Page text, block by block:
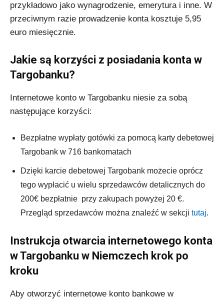
przykładowo jako wynagrodzenie, emerytura i inne. W
przeciwnym razie prowadzenie konta kosztuje 5,95
euro miesięcznie.
Jakie są korzyści z posiadania konta w
Targobanku?
Internetowe konto w Targobanku niesie za sobą
następujące korzyści:
Bezpłatne wypłaty gotówki za pomocą karty debetowej
Targobank w 716 bankomatach
Dzięki karcie debetowej Targobank możecie oprócz
tego wypłacić u wielu sprzedawców detalicznych do
200€ bezpłatnie przy zakupach powyżej 20 €.
Przegląd sprzedawców można znaleźć w sekcji tutaj.
Instrukcja otwarcia internetowego konta
w Targobanku w Niemczech krok po
kroku
Aby otworzyć internetowe konto bankowe w